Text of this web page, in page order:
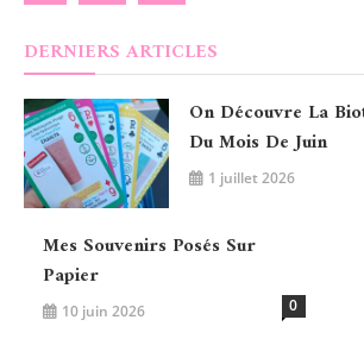
DERNIERS ARTICLES
On Découvre La
Du Mois De Juin
1 juillet 2026
Mes Souvenirs Posés Sur
Papier
10 juin 2026 0